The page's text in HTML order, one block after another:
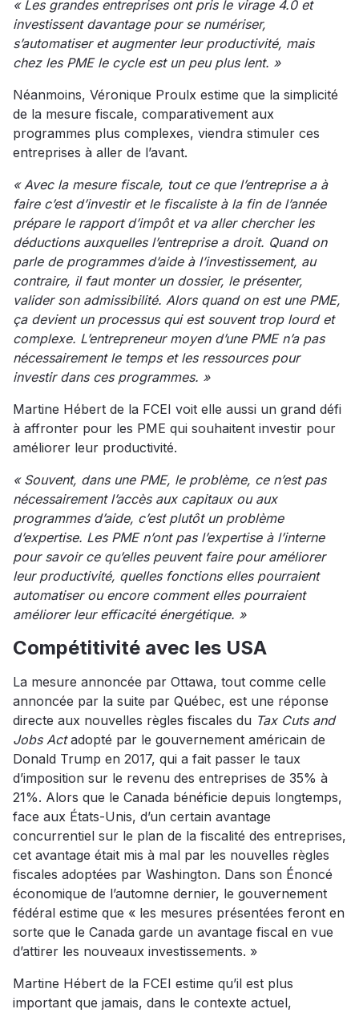
« Les grandes entreprises ont pris le virage 4.0 et
investissent davantage pour se numériser,
s’automatiser et augmenter leur productivité, mais
chez les PME le cycle est un peu plus lent. »
Néanmoins, Véronique Proulx estime que la simplicité
de la mesure fiscale, comparativement aux
programmes plus complexes, viendra stimuler ces
entreprises à aller de l’avant.
« Avec la mesure fiscale, tout ce que l’entreprise a à
faire c’est d’investir et le fiscaliste à la fin de l’année
prépare le rapport d’impôt et va aller chercher les
déductions auxquelles l’entreprise a droit. Quand on
parle de programmes d’aide à l’investissement, au
contraire, il faut monter un dossier, le présenter,
valider son admissibilité. Alors quand on est une PME,
ça devient un processus qui est souvent trop lourd et
complexe. L’entrepreneur moyen d’une PME n’a pas
nécessairement le temps et les ressources pour
investir dans ces programmes. »
Martine Hébert de la FCEI voit elle aussi un grand défi
à affronter pour les PME qui souhaitent investir pour
améliorer leur productivité.
« Souvent, dans une PME, le problème, ce n’est pas
nécessairement l’accès aux capitaux ou aux
programmes d’aide, c’est plutôt un problème
d’expertise. Les PME n’ont pas l’expertise à l’interne
pour savoir ce qu’elles peuvent faire pour améliorer
leur productivité, quelles fonctions elles pourraient
automatiser ou encore comment elles pourraient
améliorer leur efficacité énergétique. »
Compétitivité avec les USA
La mesure annoncée par Ottawa, tout comme celle
annoncée par la suite par Québec, est une réponse
directe aux nouvelles règles fiscales du Tax Cuts and
Jobs Actadopté par le gouvernement américain de
Donald Trump en 2017, qui a fait passer le taux
d’imposition sur le revenu des entreprises de 35% à
21%. Alors que le Canada bénéficie depuis longtemps,
face aux États-Unis, d’un certain avantage
concurrentiel sur le plan de la fiscalité des entreprises,
cet avantage était mis à mal par les nouvelles règles
fiscales adoptées par Washington. Dans son Énoncé
économique de l’automne dernier, le gouvernement
fédéral estime que « les mesures présentées feront en
sorte que le Canada garde un avantage fiscal en vue
d’attirer les nouveaux investissements. »
Martine Hébert de la FCEI estime qu’il est plus
important que jamais, dans le contexte actuel,